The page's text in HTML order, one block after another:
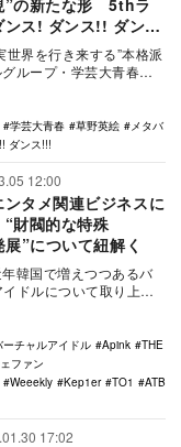
”の新たな形 5thラ
ンス! ダンス!! ダン
レポート
世界を行き来する”本格派
ループ・学芸大青春
学芸大青春 草野英絵
メタバ
ダンス!!!
12:00
タメ関連ビジネスに
財閥的な特殊
”について紐解く
韓国で増えつつあるバ
ドルについて取り上げ
ーチャルアイドル Apink
THE
ファン
Weeekly Kep1er TO1
ATBO
17:02